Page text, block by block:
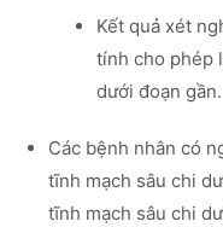
Kết quả xét
tính cho phép
dưới đoạn gần.
Các bệnh nhân có
tĩnh mạch sâu chi
tĩnh mạch sâu chi